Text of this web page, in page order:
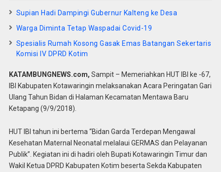
Supian Hadi Dampingi Gubernur Kalteng ke Desa
Warga Diminta Tetap Waspadai Covid-19
Spesialis Rumah Kosong Gasak Emas Batangan Sekertaris
Komisi IV DPRD Kotim
KATAMBUNGNEWS.com, Sampit – Memeriahkan HUT IBI ke -67,
IBI Kabupaten Kotawaringin melaksanakan Acara Peringatan Gari
Ulang Tahun Bidan di Halaman Kecamatan Mentawa Baru
Ketapang (9/9/2018).
HUT IBI tahun ini bertema “Bidan Garda Terdepan Mengawal
Kesehatan Maternal Neonatal melalaui GERMAS dan Pelayanan
Publik”. Kegiatan ini di hadiri oleh Bupati Kotawaringin Timur dan
Wakil Ketua DPRD Kabupaten Kotim beserta Sekda Kabupaten